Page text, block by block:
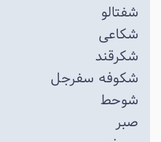
شفتالو
شکاعی
شکرقند
شکوفه سفرجل
شوحط
صبر